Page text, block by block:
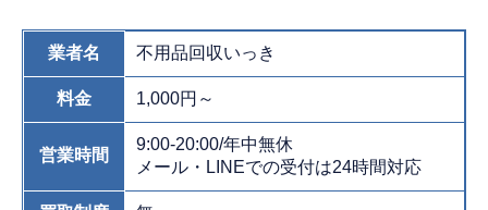
業者名 不用品回収いっき
料金 1,000円～
営業時間
9:00-20:00/年中無休
メール・LINEでの受付は24時間対応